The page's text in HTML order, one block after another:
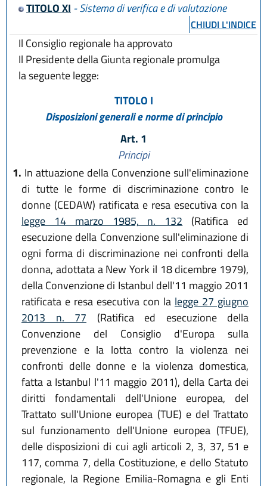
TITOLO XI - Sistema di verifica e di valutazione
CHIUDI L'INDICE
Il Consiglio regionale ha approvato
Il Presidente della Giunta regionale promulga
la seguente legge:
TITOLO I
Disposizioni generali e norme di principio
Art. 1
Principi
1. In attuazione della Convenzione sull'eliminazione
di tutte le forme di discriminazione contro le
donne (CEDAW) ratificata e resa esecutiva con la
legge 14 marzo 1985, n. 132 (Ratifica ed
esecuzione della Convenzione sull'eliminazione di
ogni forma di discriminazione nei confronti della
donna, adottata a New York il 18 dicembre 1979),
della Convenzione di Istanbul dell'11 maggio 2011
ratificata e resa esecutiva con la legge 27 giugno
2013 n. 77 (Ratifica ed esecuzione della
Convenzione del Consiglio d'Europa sulla
prevenzione e la lotta contro la violenza nei
confronti delle donne e la violenza domestica,
fatta a Istanbul l'11 maggio 2011), della Carta dei
diritti fondamentali dell'Unione europea, del
Trattato sull'Unione europea (TUE) e del Trattato
sul funzionamento dell'Unione europea (TFUE),
delle disposizioni di cui agli articoli 2, 3, 37, 51 e
117, comma 7, della Costituzione, e dello Statuto
regionale, la Regione Emilia-Romagna e gli Enti